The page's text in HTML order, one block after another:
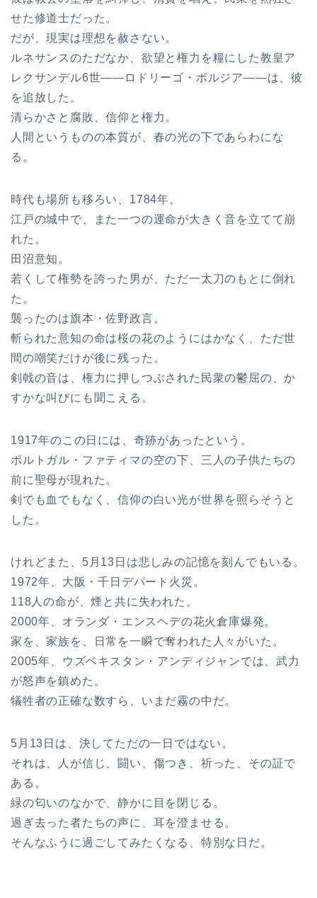
せた修道士だった。
だが、現実は理想を赦さない。
ルネサンスのただなか、欲望と権力を糧にした教皇ア
レクサンデル6世――ロドリーゴ・ボルジア――は、彼
を追放した。
清らかさと腐敗、信仰と権力。
人間というものの本質が、春の光の下であらわにな
る。
時代も場所も移ろい、1784年。
江戸の城中で、また一つの運命が大きく音を立てて崩
れた。
田沼意知。
若くして権勢を誇った男が、ただ一太刀のもとに倒れ
た。
襲ったのは旗本・佐野政言。
斬られた意知の命は桜の花のようにはかなく、ただ世
間の嘲笑だけが後に残った。
剣戟の音は、権力に押しつぶされた民衆の鬱屈の、か
すかな叫びにも聞こえる。
1917年のこの日には、奇跡があったという。
ポルトガル・ファティマの空の下、三人の子供たちの
前に聖母が現れた。
剣でも血でもなく、信仰の白い光が世界を照らそうと
した。
けれどまた、5月13日は悲しみの記憶を刻んでもいる。
1972年、大阪・千日デパート火災。
118人の命が、煙と共に失われた。
2000年、オランダ・エンスヘデの花火倉庫爆発。
家を、家族を、日常を一瞬で奪われた人々がいた。
2005年、ウズベキスタン・アンディジャンでは、武力
が怒声を鎮めた。
犠牲者の正確な数すら、いまだ霧の中だ。
5月13日は、決してただの一日ではない。
それは、人が信じ、闘い、傷つき、祈った、その証で
ある。
緑の匂いのなかで、静かに目を閉じる。
過ぎ去った者たちの声に、耳を澄ませる。
そんなふうに過ごしてみたくなる、特別な日だ。